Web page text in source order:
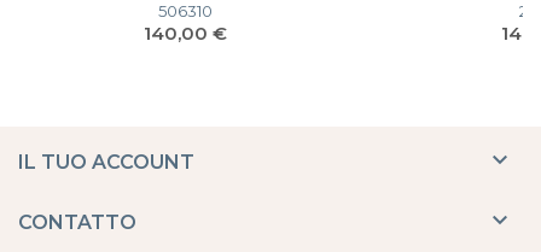
506310
Prezzo
140,00 €
IL TUO ACCOUNT 
CONTATTO 